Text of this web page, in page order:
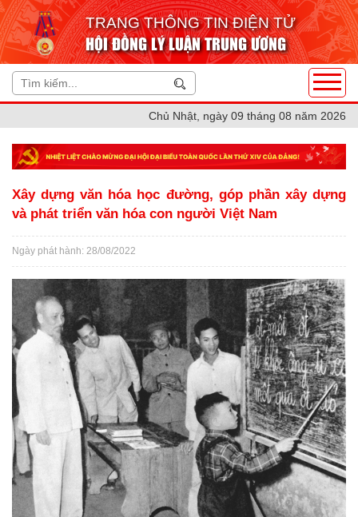
TRANG THÔNG TIN ĐIỆN TỬ
HỘI ĐỒNG LÝ LUẬN TRUNG ƯƠNG
Chủ Nhật, ngày 09 tháng 08 năm 2026
Xây dựng văn hóa học đường, góp phần xây dựng
và phát triển văn hóa con người Việt Nam
Ngày phát hành: 28/08/2022